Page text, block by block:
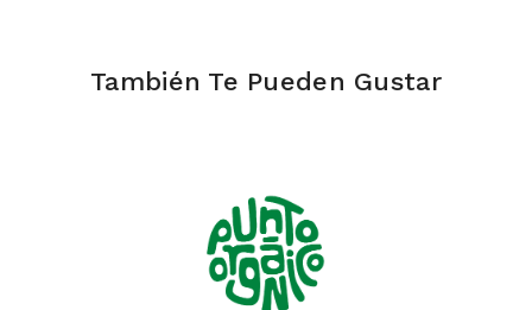
También Te Pueden Gustar